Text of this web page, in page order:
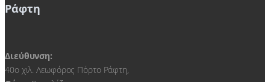
Ράφτη
Διεύθυνση:
40ο χιλ. Λεωφόρος Πόρτο Ράφτη,